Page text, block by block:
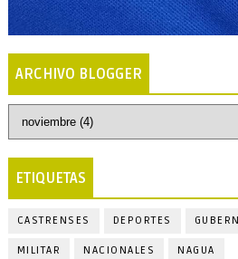
ARCHIVO BLOGGER
ETIQUETAS
CASTRENSES DEPORTES
MILITAR NACIONALES NAGUA